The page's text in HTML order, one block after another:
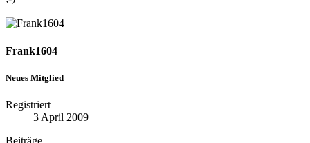
Frank1604
Neues Mitglied
Registriert
3 April 2009
Beiträge